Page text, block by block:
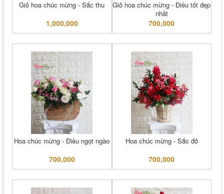
Giỏ hoa chúc mừng - Sắc thu
1,000,000
Giỏ hoa chúc mừng - Điều tốt đẹp
nhất
700,000
Hoa chúc mừng - Điều ngọt ngào
700,000
Hoa chúc mừng - Sắc đỏ
700,000